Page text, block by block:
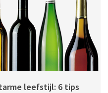
leefstijl: 6 tips